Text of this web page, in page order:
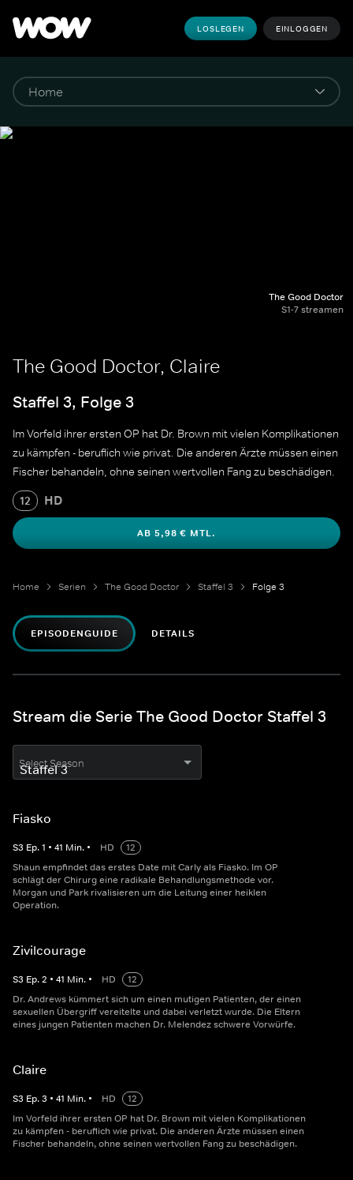
LOSLEGEN EINLOGGEN
The Good Doctor
S1-7 streamen
The Good Doctor, Claire
Staffel 3, Folge 3
Im Vorfeld ihrer ersten OP hat Dr. Brown mit vielen Komplikationen
zu kämpfen - beruflich wie privat. Die anderen Ärzte müssen einen
Fischer behandeln, ohne seinen wertvollen Fang zu beschädigen.
12 HD
AB 5,98 € MTL.
Home Serien The Good Doctor Staffel 3 Folge 3
EPISODENGUIDE DETAILS
Stream die Serie The Good Doctor Staffel 3
Select Season
Fiasko
S3 Ep.1 • 41 Min. • HD
12
Shaun empfindet das erstes Date mit Carly als Fiasko. Im OP
schlägt der Chirurg eine radikale Behandlungsmethode vor.
Morgan und Park rivalisieren um die Leitung einer heiklen
Operation.
Zivilcourage
S3 Ep.2 • 41 Min. • HD
12
Dr. Andrews kümmert sich um einen mutigen Patienten, der einen
sexuellen Übergriff vereitelte und dabei verletzt wurde. Die Eltern
eines jungen Patienten machen Dr. Melendez schwere Vorwürfe.
Claire
S3 Ep.3 • 41 Min. • HD
12
Im Vorfeld ihrer ersten OP hat Dr. Brown mit vielen Komplikationen
zu kämpfen - beruflich wie privat. Die anderen Ärzte müssen einen
Fischer behandeln, ohne seinen wertvollen Fang zu beschädigen.